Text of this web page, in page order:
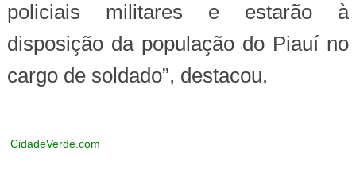
policiais militares e estarão à
disposição da população do Piauí no
cargo de soldado”, destacou.
CidadeVerde.com